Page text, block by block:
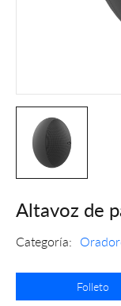
Altavoz de
Categoría:
Folleto